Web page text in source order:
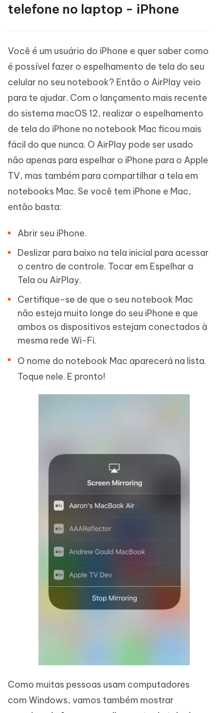
telefone no laptop - iPhone
Você é um usuário do iPhone e quer saber como
é possível fazer o espelhamento de tela do seu
celular no seu notebook? Então o AirPlay veio
para te ajudar. Com o lançamento mais recente
do sistema macOS 12, realizar o espelhamento
de tela do iPhone no notebook Mac ficou mais
fácil do que nunca. O AirPlay pode ser usado
não apenas para espelhar o iPhone para o Apple
TV, mas também para compartilhar a tela em
notebooks Mac. Se você tem iPhone e Mac,
então basta:
Abrir seu iPhone.
Deslizar para baixo na tela inicial para acessar
o centro de controle. Tocar em Espelhar a
Tela ou AirPlay.
Certifique-se de que o seu notebook Mac
não esteja muito longe do seu iPhone e que
ambos os dispositivos estejam conectados à
mesma rede Wi-Fi.
O nome do notebook Mac aparecerá na lista.
Toque nele. E pronto!
Como muitas pessoas usam computadores
com Windows, vamos também mostrar